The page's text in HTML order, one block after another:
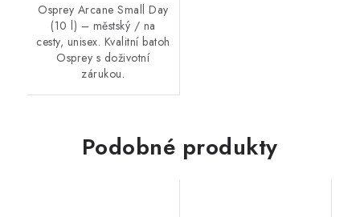
Osprey Arcane Small Day
(10 l) – městský / na
cesty, unisex. Kvalitní batoh
Osprey s doživotní
zárukou.
Podobné produkty